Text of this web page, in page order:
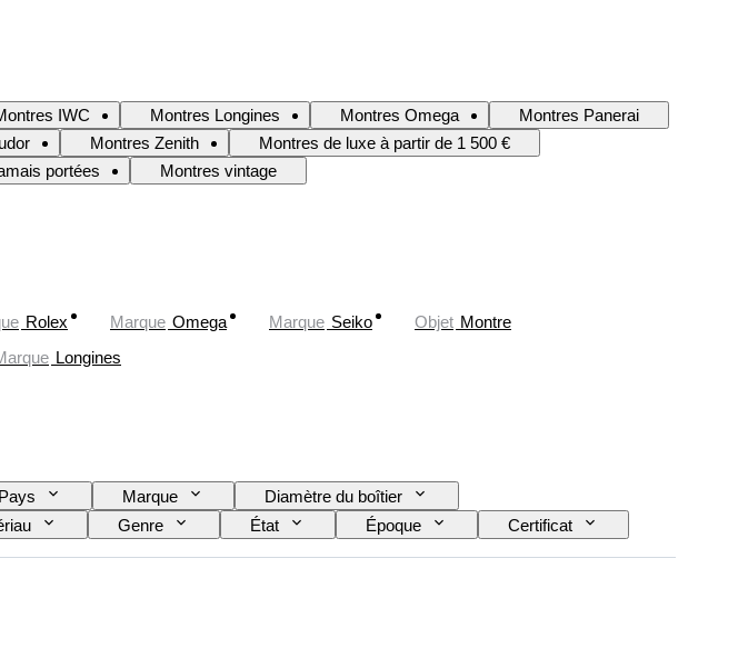
IWC Montres Longines Montres Omega
Montres Panerai
Montres Zenith
Montres de luxe à partir de 1 500 €
portées Montres vintage
Rolex Marque Omega Marque Seiko Objet Montre
Longines
Pays Marque
Diamètre du boîtier
Genre État Époque
Certificat
montre Matériau du bracelet de montre
Époque